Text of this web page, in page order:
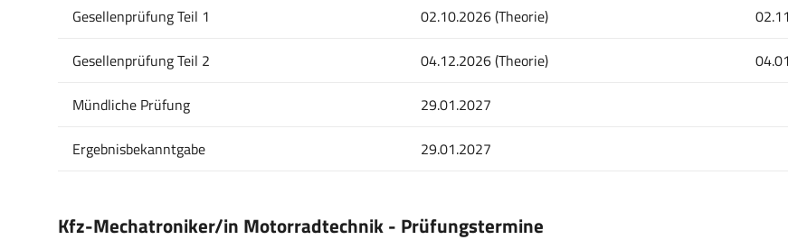
Gesellenprüfung Teil 1 02.10.2026 (Theorie)
Gesellenprüfung Teil 2 04.12.2026 (Theorie)
Mündliche Prüfung 29.01.2027
Ergebnisbekanntgabe 29.01.2027
Kfz-Mechatroniker/in Motorradtechnik - Prüfungstermine